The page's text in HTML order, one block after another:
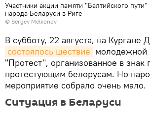
Участники акции памяти "Балтийского
народа Беларуси в Риге
© Sergey Melkonov
В субботу, 22 августа, на Кургане
состоялось шествие молодежной
"Протест", организованное в знак
протестующим белорусам. Но
мероприятие собрало очень мало.
Ситуация в Беларуси